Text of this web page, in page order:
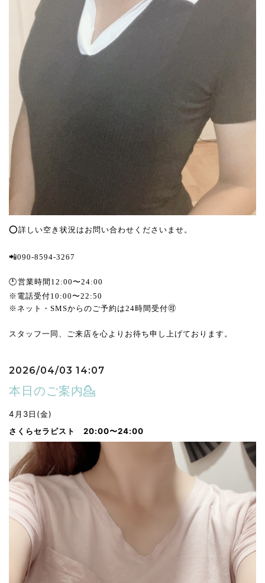
⭕️詳しい空き状況はお問い合わせくださいませ。
📲090-8594-3267
🕛営業時間12:00〜24:00
※電話受付10:00〜22:50
※ネット・SMSからのご予約は24時間受付🉑
スタッフ一同、ご来店を心よりお待ち申し上げております。
2026/04/03 14:07
本日のご案内💁
4月3日(金)
さくらセラピスト 20:00〜24:00